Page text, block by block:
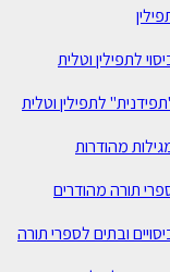
לתפילין וטלית
לתפילין וטלית
מהודרות
תורה מהודרים
ובתים לספרי תורה